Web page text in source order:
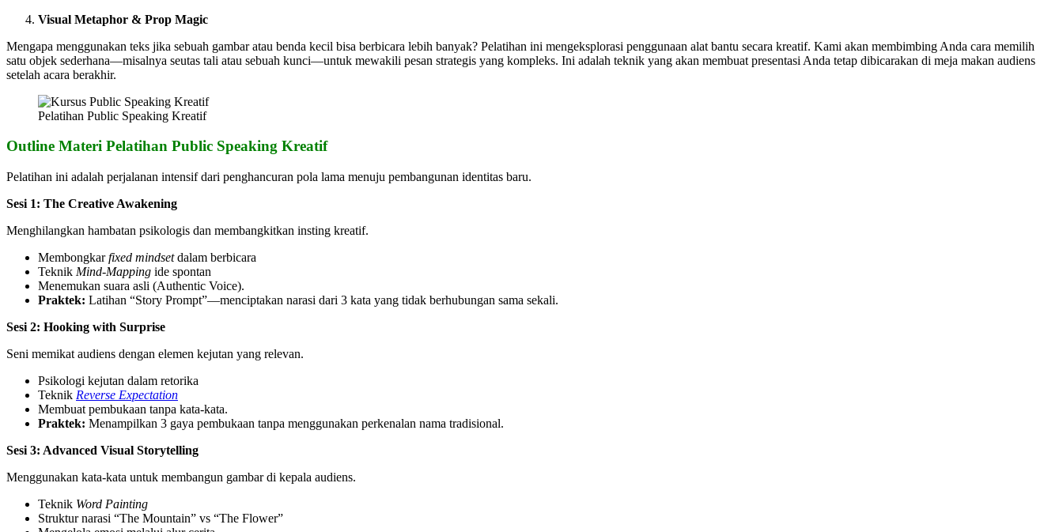
Visual Metaphor & Prop Magic
Mengapa menggunakan teks jika sebuah gambar atau benda kecil bisa berbicara lebih banyak? Pelatihan ini mengeksplorasi penggunaan alat bantu secara kreatif. Kami akan membimbing Anda cara memilih
satu objek sederhana—misalnya seutas tali atau sebuah kunci—untuk mewakili pesan strategis yang kompleks. Ini adalah teknik yang akan membuat presentasi Anda tetap dibicarakan di meja makan audiens
setelah acara berakhir.
Pelatihan Public Speaking Kreatif
Outline Materi Pelatihan Public Speaking Kreatif
Pelatihan ini adalah perjalanan intensif dari penghancuran pola lama menuju pembangunan identitas baru.
Sesi 1: The Creative Awakening
Menghilangkan hambatan psikologis dan membangkitkan insting kreatif.
Membongkarfixed mindsetdalam berbicara
Teknik Mind-Mapping ide spontan
Menemukan suara asli (Authentic Voice).
Praktek: Latihan “Story Prompt”—menciptakan narasi dari 3 kata yang tidak berhubungan sama sekali.
Sesi 2: Hooking with Surprise
Seni memikat audiens dengan elemen kejutan yang relevan.
Psikologi kejutan dalam retorika
Teknik Reverse Expectation
Membuat pembukaan tanpa kata-kata.
Praktek: Menampilkan 3 gaya pembukaan tanpa menggunakan perkenalan nama tradisional.
Sesi 3: Advanced Visual Storytelling
Menggunakan kata-kata untuk membangun gambar di kepala audiens.
Teknik Word Painting
Struktur narasi “The Mountain” vs “The Flower”